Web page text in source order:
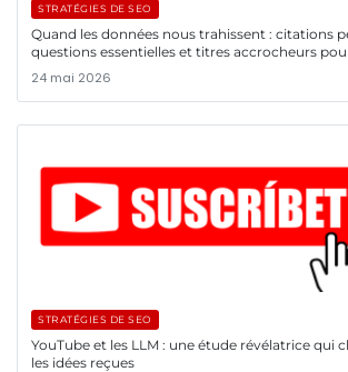
STRATÉGIES DE SEO
Quand les données nous trahissent : citations
questions essentielles et titres accrocheurs
24 mai 2026
STRATÉGIES DE SEO
YouTube et les LLM : une étude révélatrice qui
les idées reçues